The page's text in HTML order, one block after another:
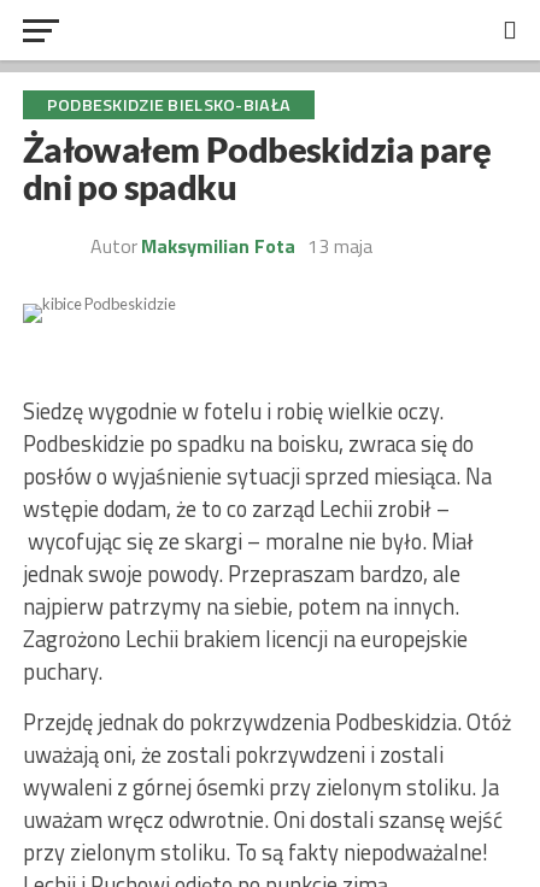
PODBESKIDZIE BIELSKO-BIAŁA
Żałowałem Podbeskidzia parę
dni po spadku
AutorMaksymilian Fota 13 maja
Siedzę wygodnie w fotelu i robię wielkie oczy.
Podbeskidzie po spadku na boisku, zwraca się do
posłów o wyjaśnienie sytuacji sprzed miesiąca. Na
wstępie dodam, że to co zarząd Lechii zrobił –
wycofując się ze skargi – moralne nie było. Miał
jednak swoje powody. Przepraszam bardzo, ale
najpierw patrzymy na siebie, potem na innych.
Zagrożono Lechii brakiem licencji na europejskie
puchary.
Przejdę jednak do pokrzywdzenia Podbeskidzia. Otóż
uważają oni, że zostali pokrzywdzeni i zostali
wywaleni z górnej ósemki przy zielonym stoliku. Ja
uważam wręcz odwrotnie. Oni dostali szansę wejść
przy zielonym stoliku. To są fakty niepodważalne!